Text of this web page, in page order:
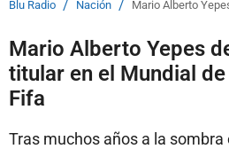
Blu Radio / Nación / Mario Alberto
Mario Alberto Yepes
titular en el Mundial
Fifa
Tras muchos años a la